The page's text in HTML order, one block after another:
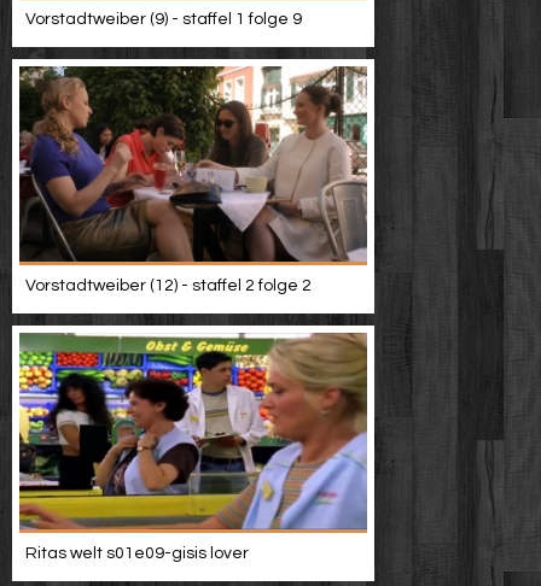
Vorstadtweiber (9) - staffel 1 folge 9
Vorstadtweiber (12) - staffel 2 folge 2
Ritas welt s01e09-gisis lover